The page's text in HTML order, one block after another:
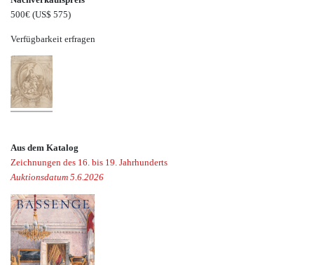
500€ (US$ 575)
Verfügbarkeit erfragen
Aus dem Katalog
Zeichnungen des 16. bis 19. Jahrhunderts
Auktionsdatum 5.6.2026